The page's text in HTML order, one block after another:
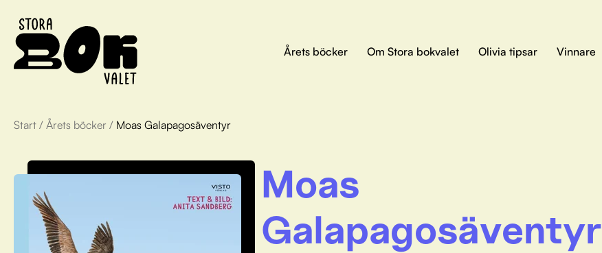
Årets böcker Om Stora bokvalet Olivia tipsar Vinnare
Start / Årets böcker / Moas Galapagosäventyr
Moas
Galapagosäventyr